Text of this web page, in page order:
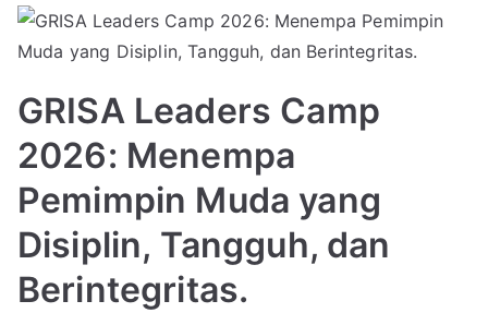
GRISA Leaders Camp
2026: Menempa
Pemimpin Muda yang
Disiplin, Tangguh, dan
Berintegritas.